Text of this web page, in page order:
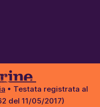
• Testata registrata al
del 11/05/2017)